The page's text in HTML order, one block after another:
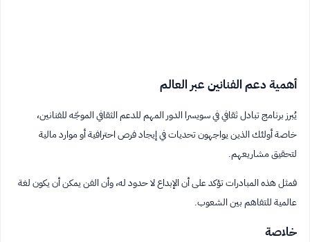
أهمية دعم الفنانين عبر العالم
يُبرز برنامج تبادل ثقافي في سويسرا الدور المهم للدعم الثقافي الموجّه للفنانين،
خاصة أولئك الذين يواجهون تحديات في إيجاد فرص احترافية أو موارد مالية
لتحقيق مشاريعهم.
فمثل هذه المبادرات تؤكد على أن الإبداع لا حدود له، وأن الفن يمكن أن يكون لغة
عالمية للتفاهم بين الشعوب.
خلاصة